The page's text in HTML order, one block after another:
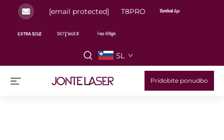
[email protected] T8PRO
SL
Pridobite ponudbo